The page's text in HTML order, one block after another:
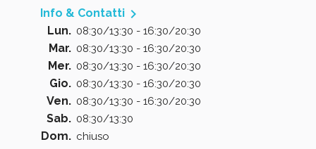
Info & Contatti 
Lun. 08:30/13:30 - 16:30/20:30
Mar. 08:30/13:30 - 16:30/20:30
Mer. 08:30/13:30 - 16:30/20:30
Gio. 08:30/13:30 - 16:30/20:30
Ven. 08:30/13:30 - 16:30/20:30
Sab. 08:30/13:30
Dom. chiuso